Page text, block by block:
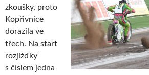
zkoušky, proto
Kopřivnice
dorazila ve
třech. Na start
rozjížďky
s číslem jedna